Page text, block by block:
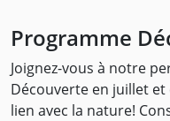
Programme
Joignez-vous à notre
Découverte en juillet
lien avec la nature!